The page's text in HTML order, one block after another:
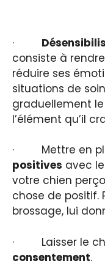
·
consiste à
réduire ses
situations de
graduellement
l’élément qu’il
· Mettre en
positives avec
votre chien
chose de positif.
brossage, lui
· Laisser le
consentement.